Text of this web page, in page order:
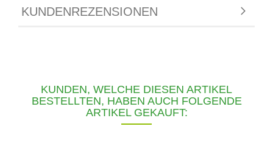
KUNDENREZENSIONEN
KUNDEN, WELCHE DIESEN ARTIKEL
BESTELLTEN, HABEN AUCH FOLGENDE
ARTIKEL GEKAUFT: